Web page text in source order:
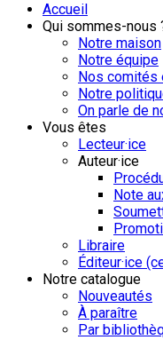
Accueil
Qui sommes-nous
Notre maison
Notre équipe
Nos comités
Notre
On parle de
Vous êtes
Lecteur·ice
Auteur·ice
Note
Libraire
Éditeur·ice
Notre catalogue
Nouveautés
À paraître
Par